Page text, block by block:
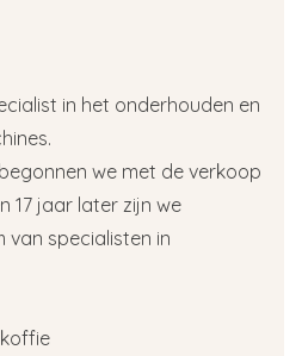
in het onderhouden en
we met de verkoop
17 jaar later zijn we
specialisten in